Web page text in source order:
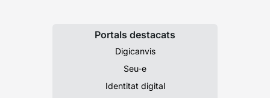
Portals destacats
Digicanvis
Seu-e
Identitat digital